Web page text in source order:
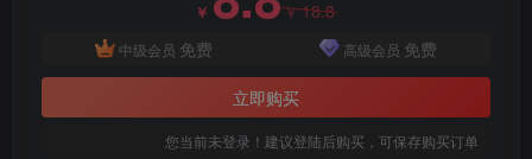
￥ ￥18.8
中级会员 免费 高级会员 免费
立即购买
您当前未登录！建议登陆后购买，可保存购买订单